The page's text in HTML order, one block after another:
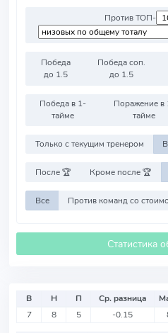
Против ТОП-
Победа
до 1.5
Победа соп.
до 1.5
Победа в 1-
тайме
Поражение в
тайме
Только с текущим тренером
После 🏆 Кроме после 🏆
Все
Статистика
В Н П Ср. разница
7
8 5 -0.15